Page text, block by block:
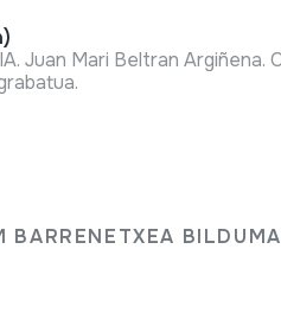
BARRENETXEA BILDUMA